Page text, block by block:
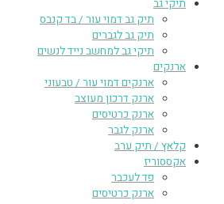
תיקי גב
תיק גב דמוי עור / בד קנבס
תיק גב לגברים
תיקי גב למחשב נייד לנשים
ארנקים
ארנקים דמוי עור / טבעוני
ארנק דרכון מעוצב
ארנק כרטיסים
ארנק לגבר
קלאץ / תיק ערב
אקססוריז
פד לעכבר
ארנק כרטיסים